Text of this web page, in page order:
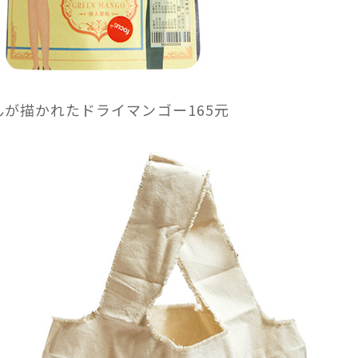
描かれたドライマンゴー165元